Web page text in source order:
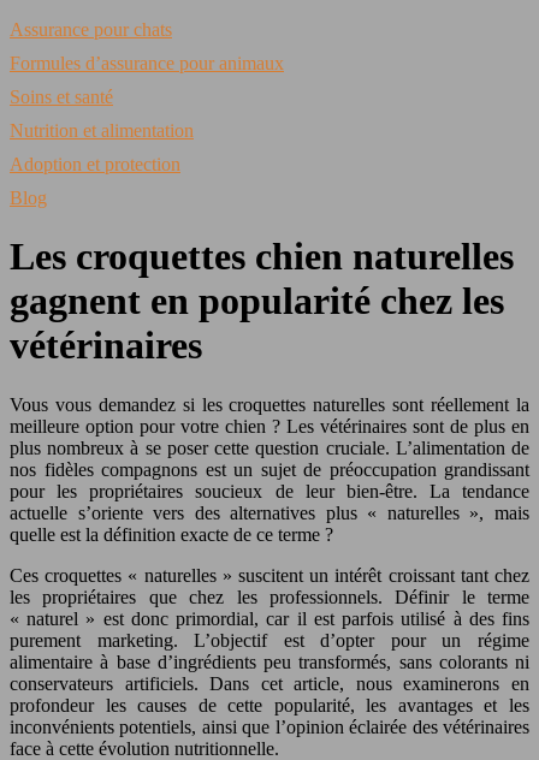
Assurance pour chats
Formules d’assurance pour animaux
Soins et santé
Nutrition et alimentation
Adoption et protection
Blog
Les croquettes chien naturelles
gagnent en popularité chez les
vétérinaires
Vous vous demandez si les croquettes naturelles sont réellement la
meilleure option pour votre chien ? Les vétérinaires sont de plus en
plus nombreux à se poser cette question cruciale. L’alimentation de
nos fidèles compagnons est un sujet de préoccupation grandissant
pour les propriétaires soucieux de leur bien-être. La tendance
actuelle s’oriente vers des alternatives plus « naturelles », mais
quelle est la définition exacte de ce terme ?
Ces croquettes « naturelles » suscitent un intérêt croissant tant chez
les propriétaires que chez les professionnels. Définir le terme
« naturel » est donc primordial, car il est parfois utilisé à des fins
purement marketing. L’objectif est d’opter pour un régime
alimentaire à base d’ingrédients peu transformés, sans colorants ni
conservateurs artificiels. Dans cet article, nous examinerons en
profondeur les causes de cette popularité, les avantages et les
inconvénients potentiels, ainsi que l’opinion éclairée des vétérinaires
face à cette évolution nutritionnelle.